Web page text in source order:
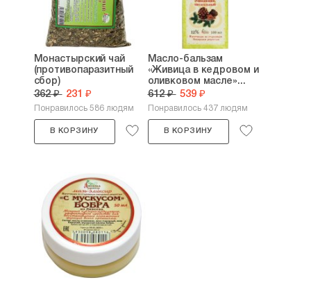
Монастырский чай
(противопаразитный
сбор)
362 ₽ 231 ₽
Понравилось 586 людям
В КОРЗИНУ
Масло-бальзам
«Живица в кедровом и
оливковом масле»...
612 ₽ 539 ₽
Понравилось 437 людям
В КОРЗИНУ